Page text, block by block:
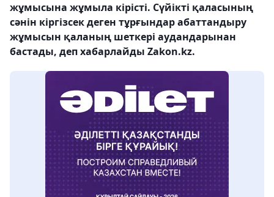
жұмысына жұмыла кірісті. Сүйікті қаласының
сәнін кіргізсек деген тұрғындар абаттандыру
жұмысын қаланың шеткері аудандарынан
бастады, деп хабарлайды Zakon.kz.